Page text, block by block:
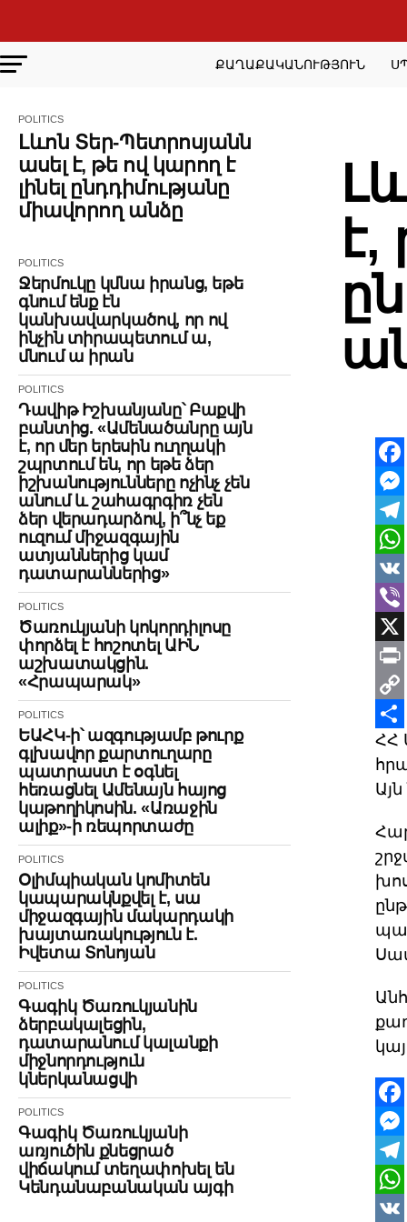
ՔԱՂԱՔԱԿԱՆՈՒԹՅՈՒՆ
POLITICS
Լևոն Տեր-Պետրոսյանն
ասել է, թե ով կարող է
լինել ընդդիմությանը
միավորող անձը
POLITICS
Ջերմուկը կմնա իրանց, եթե
գնում ենք էն
կանխավարկածով, որ ով
ինչին տիրապետում ա,
մնում ա իրան
POLITICS
Դավիթ Իշխանյանը՝ Բաքվի
բանտից. «Ամենածանրը այն
է, որ մեր երեսին ուղղակի
շպրտում են, որ եթե ձեր
իշխանությունները ոչինչ չեն
անում և շահագրգիռ չեն
ձեր վերադարձով, ի՞նչ եք
ուզում միջազգային
ատյաններից կամ
դատարաններից»
POLITICS
Ծառուկյանի կոկորդիլոսը
փորձել է հոշոտել ԱԻՆ
աշխատակցին.
«Հրապարակ»
POLITICS
ԵԱՀԿ-ի՝ ազգությամբ թուրք
գլխավոր քարտուղարը
պատրաստ է օգնել
հեռացնել Ամենայն հայոց
կաթողիկոսին. «Առաջին
ալիք»-ի ռեպորտաժը
POLITICS
Օլիմպիական կոմիտեն
կապարակնքվել է, սա
միջազգային մակարդակի
խայտառակություն է.
Իվետա Տոնոյան
POLITICS
Գագիկ Ծառուկյանին
ձերբակալեցին,
դատարանում կալանքի
միջնորդություն
կներկանացվի
POLITICS
Գագիկ Ծառուկյանի
առյուծին քնեցրած
վիճակում տեղափոխել են
Կենդանաբանական այգի
է,
VK
X
Print
Copy
Link
ՀՀ